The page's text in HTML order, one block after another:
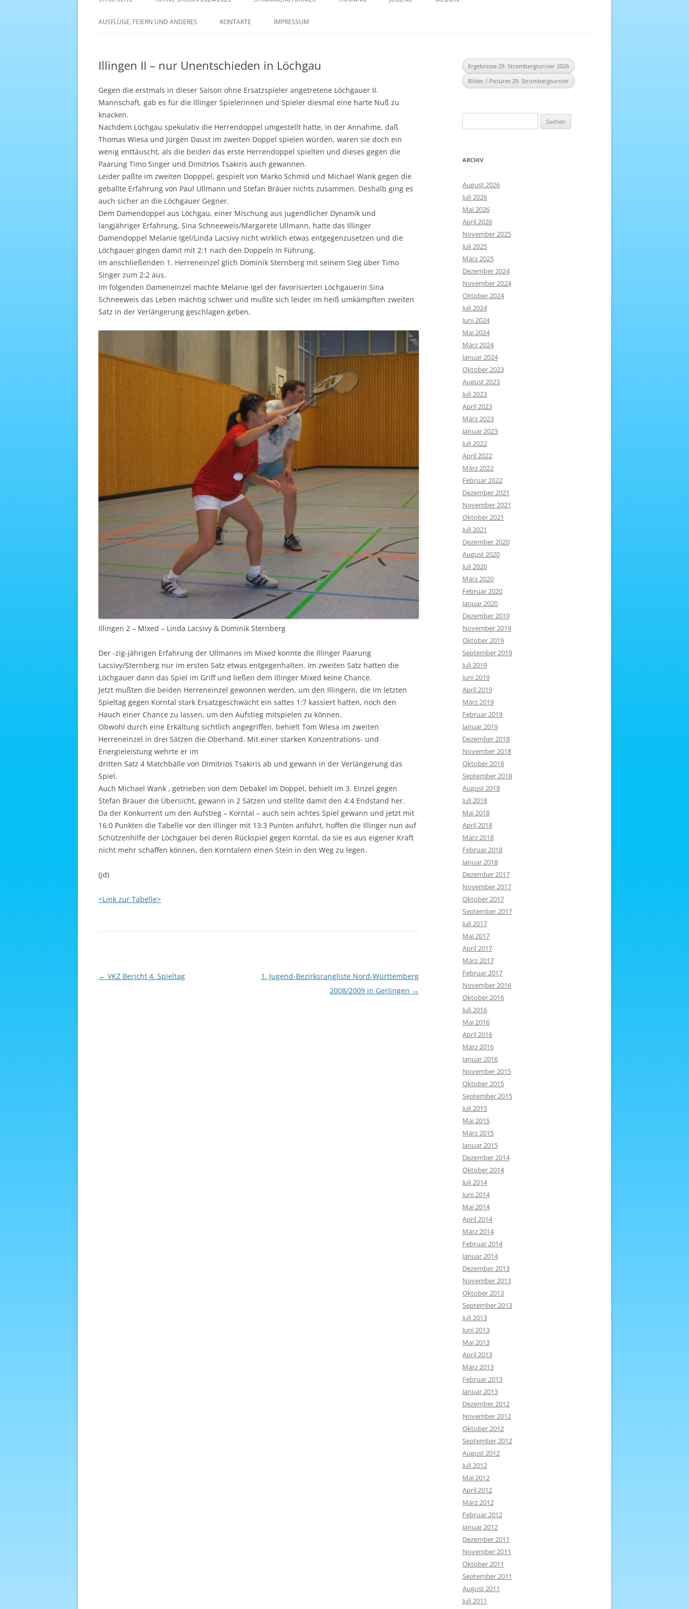
AKTIVE SAISON 2022/23
SAISON 2023 – MANNSCHAFTEN –
29. STROMBERGTURNIER 2026
27. STROMBERGTURNIER 2024
25. STROMBERTURNIER 2022
AUSFLÜGE, FEIERN UND ANDERES KONTAKTE IMPRESSUM
Illingen II – nur Unentschieden in Löchgau
Gegen die erstmals in dieser Saison ohne Ersatzspieler angetretene Löchgauer II.
Mannschaft, gab es für die Illinger Spielerinnen und Spieler diesmal eine harte Nuß zu
knacken.
Nachdem Löchgau spekulativ die Herrendoppel umgestellt hatte, in der Annahme, daß
Thomas Wiesa und Jürgen Daust im zweiten Doppel spielen würden, waren sie doch ein
wenig enttäuscht, als die beiden das erste Herrendoppel spielten und dieses gegen die
Paarung Timo Singer und Dimitrios Tsakiris auch gewannen.
Leider paßte im zweiten Dopppel, gespielt von Marko Schmid und Michael Wank gegen die
geballte Erfahrung von Paul Ullmann und Stefan Bräuer nichts zusammen. Deshalb ging es
auch sicher an die Löchgauer Gegner.
Dem Damendoppel aus Löchgau, einer Mischung aus jugendlicher Dynamik und
langjähriger Erfahrung, Sina Schneeweis/Margarete Ullmann, hatte das Illinger
Damendoppel Melanie Igel/Linda Lacsivy nicht wirklich etwas entgegenzusetzen und die
Löchgauer gingen damit mit 2:1 nach den Doppeln in Führung.
Im anschließenden 1. Herreneinzel glich Dominik Sternberg mit seinem Sieg über Timo
Singer zum 2:2 aus.
Im folgenden Dameneinzel machte Melanie Igel der favorisierten Löchgauerin Sina
Schneeweis das Leben mächtig schwer und mußte sich leider im heiß umkämpften zweiten
Satz in der Verlängerung geschlagen geben.
Illingen 2 – Mixed – Linda Lacsivy & Dominik Sternberg
Der -zig-jährigen Erfahrung der Ullmanns im Mixed konnte die Illinger Paarung
Lacsivy/Sternberg nur im ersten Satz etwas entgegenhalten. Im zweiten Satz hatten die
Löchgauer dann das Spiel im Griff und ließen dem Illinger Mixed keine Chance.
Jetzt mußten die beiden Herreneinzel gewonnen werden, um den Illingern, die im letzten
Spieltag gegen Korntal stark Ersatzgeschwächt ein sattes 1:7 kassiert hatten, noch den
Hauch einer Chance zu lassen, um den Aufstieg mitspielen zu können.
Obwohl durch eine Erkältung sichtlich angegriffen, behielt Tom Wiesa im zweiten
Herreneinzel in drei Sätzen die Oberhand. Mit einer starken Konzentrations- und
Energieleistung wehrte er im
dritten Satz 4 Matchbälle von Dimitrios Tsakiris ab und gewann in der Verlängerung das
Spiel.
Auch Michael Wank , getrieben von dem Debakel im Doppel, behielt im 3. Einzel gegen
Stefan Bräuer die Übersicht, gewann in 2 Sätzen und stellte damit den 4:4 Endstand her.
Da der Konkurrent um den Aufstieg – Korntal – auch sein achtes Spiel gewann und jetzt mit
16:0 Punkten die Tabelle vor den Illinger mit 13:3 Punten anführt, hoffen die Illinger nun auf
Schützenhilfe der Löchgauer bei deren Rückspiel gegen Korntal, da sie es aus eigener Kraft
nicht mehr schaffen können, den Korntalern einen Stein in den Weg zu legen.
(jd)
<Link zur Tabelle>
Beitragsnavigation
← VKZ Bericht 4. Spieltag
1. Jugend-Bezirksrangliste Nord-Württemberg
2008/2009 in Gerlingen →
Ergebnisse 29. Strombergturnier 2026
Bilder / Pictures 29. Strombergturnier
nach:
ARCHIV
August 2026
Juli 2026
Mai 2026
April 2026
November 2025
Juli 2025
März 2025
Dezember 2024
November 2024
Oktober 2024
Juli 2024
Juni 2024
Mai 2024
März 2024
Januar 2024
Oktober 2023
August 2023
Juli 2023
April 2023
März 2023
Januar 2023
Juli 2022
April 2022
März 2022
Februar 2022
Dezember 2021
November 2021
Oktober 2021
Juli 2021
Dezember 2020
August 2020
Juli 2020
März 2020
Februar 2020
Januar 2020
Dezember 2019
November 2019
Oktober 2019
September 2019
Juli 2019
Juni 2019
April 2019
März 2019
Februar 2019
Januar 2019
Dezember 2018
November 2018
Oktober 2018
September 2018
August 2018
Juli 2018
Mai 2018
April 2018
März 2018
Februar 2018
Januar 2018
Dezember 2017
November 2017
Oktober 2017
September 2017
Juli 2017
Mai 2017
April 2017
März 2017
Februar 2017
November 2016
Oktober 2016
Juli 2016
Mai 2016
April 2016
März 2016
Januar 2016
November 2015
Oktober 2015
September 2015
Juli 2015
Mai 2015
März 2015
Januar 2015
Dezember 2014
Oktober 2014
Juli 2014
Juni 2014
Mai 2014
April 2014
März 2014
Februar 2014
Januar 2014
Dezember 2013
November 2013
Oktober 2013
September 2013
Juli 2013
Juni 2013
Mai 2013
April 2013
März 2013
Februar 2013
Januar 2013
Dezember 2012
November 2012
Oktober 2012
September 2012
August 2012
Juli 2012
Mai 2012
April 2012
März 2012
Februar 2012
Januar 2012
Dezember 2011
November 2011
Oktober 2011
September 2011
August 2011
Juli 2011